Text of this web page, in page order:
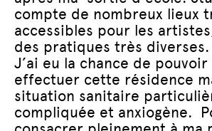
compte de nombreux lieux
accessibles pour les
des pratiques très diverses.
J’ai eu la chance de
effectuer cette résidence
situation sanitaire
compliquée et anxiogène.